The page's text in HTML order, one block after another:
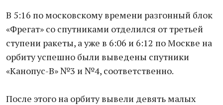
В 5:16 по московскому времени разгонный блок
«Фрегат» со спутниками отделился от третьей
ступени ракеты, а уже в 6:06 и 6:12 по Москве на
орбиту успешно были выведены спутники
«Канопус-B» №3 и №4, соответственно.
После этого на орбиту вывели девять малых